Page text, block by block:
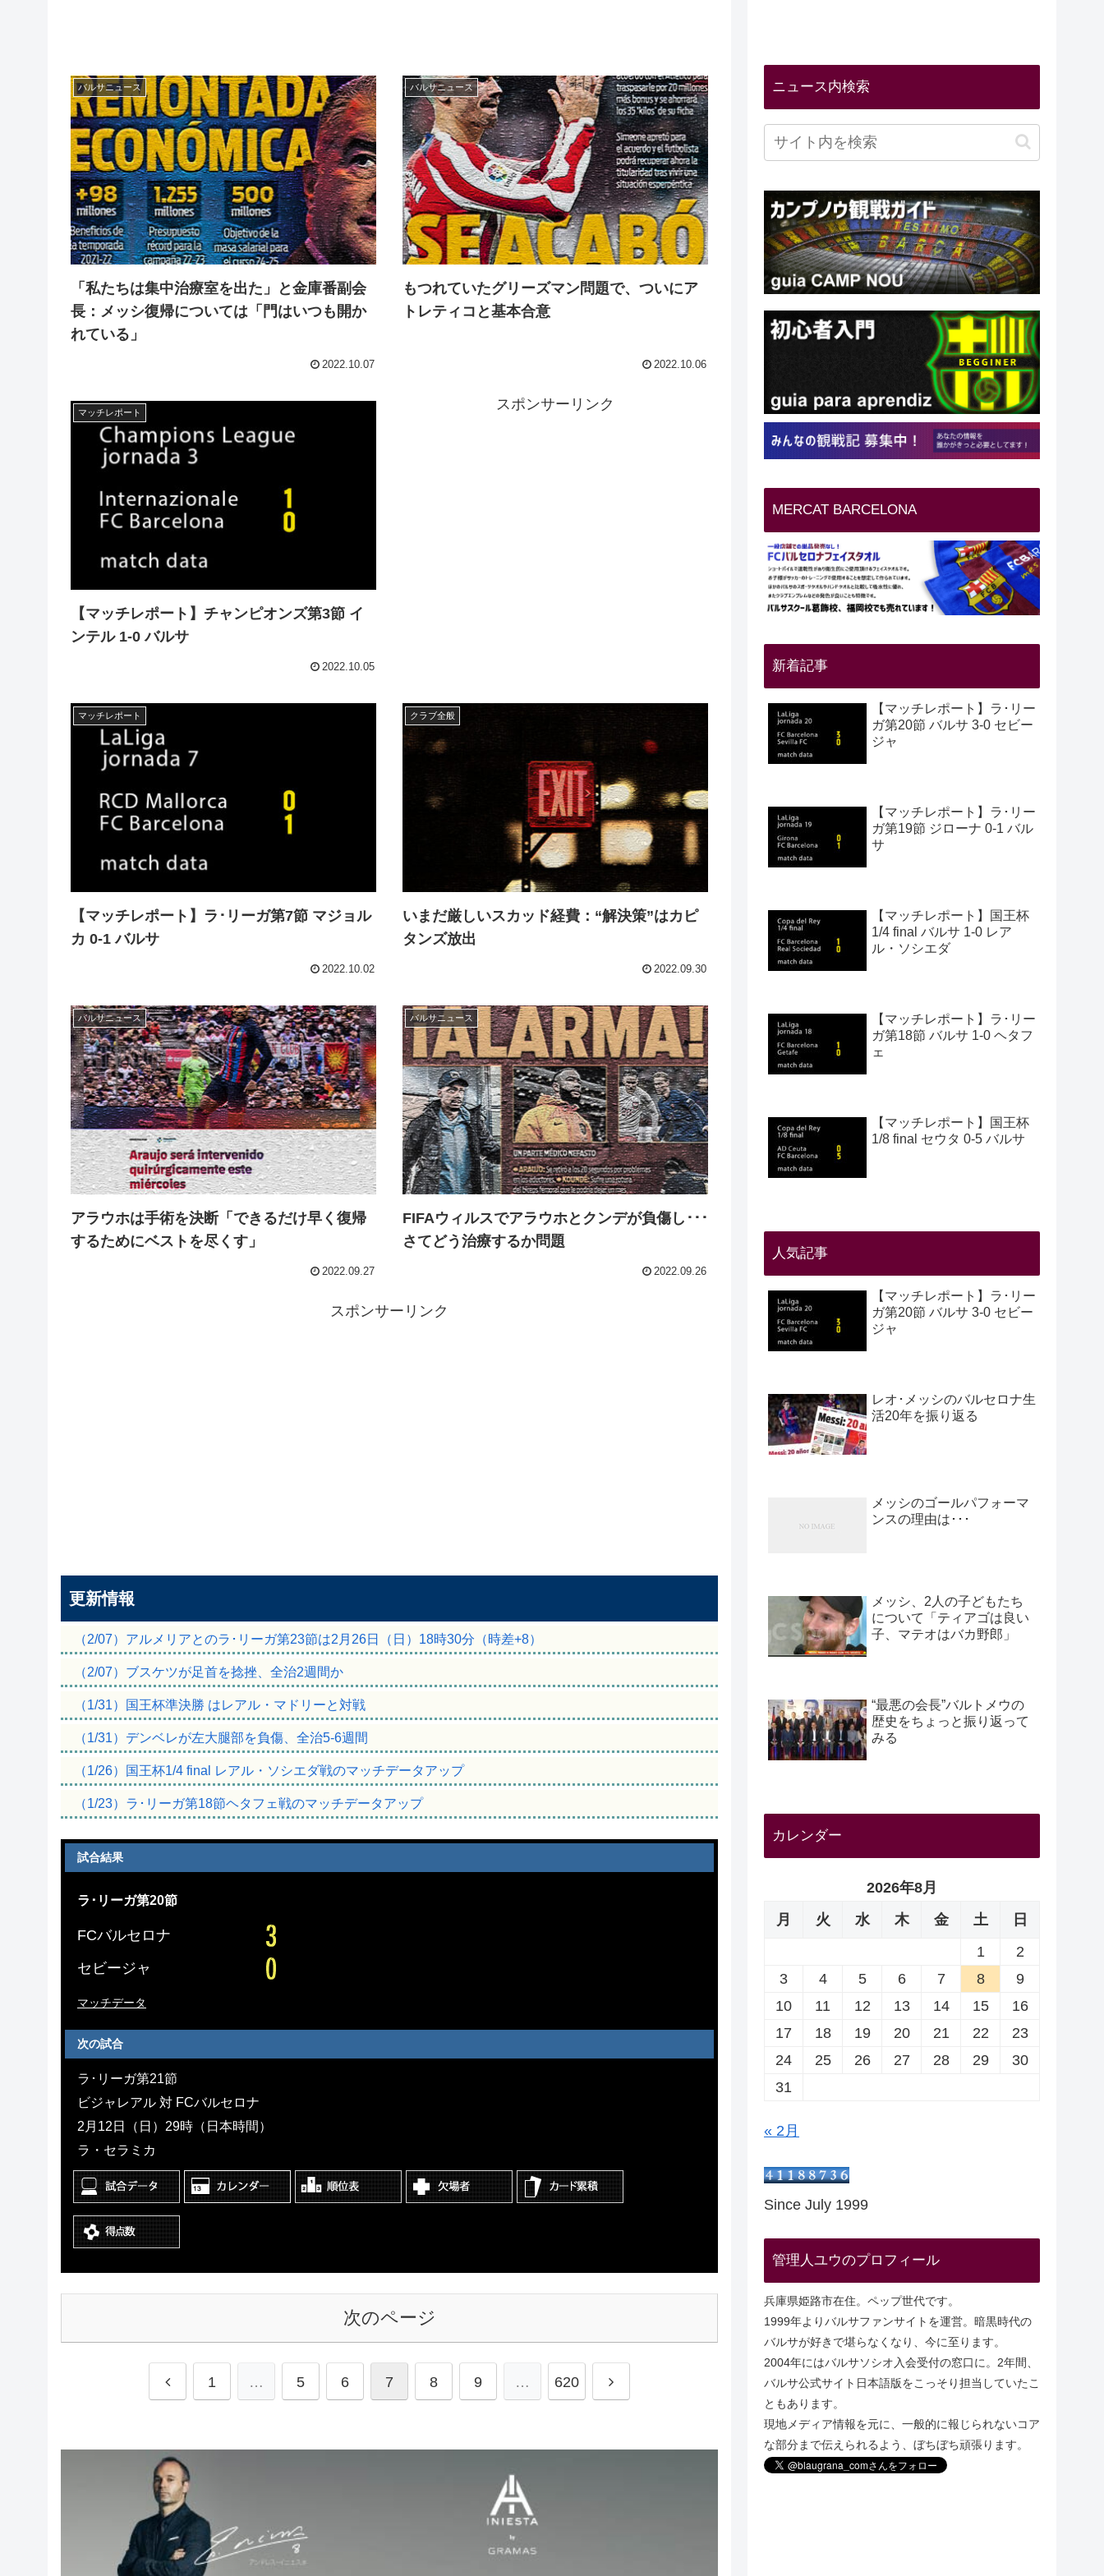
バルサニュース
「私たちは集中治療室を出た」と金庫番副会
長：メッシ復帰については「門はいつも開か
れている」
2022.10.07
バルサニュース
もつれていたグリーズマン問題で、ついにア
トレティコと基本合意
2022.10.06
マッチレポート
【マッチレポート】チャンピオンズ第3節 イ
ンテル 1-0 バルサ
2022.10.05
スポンサーリンク
マッチレポート
【マッチレポート】ラ･リーガ第7節 マジョル
カ 0-1 バルサ
2022.10.02
クラブ全般
いまだ厳しいスカッド経費：“解決策”はカピ
タンズ放出
2022.09.30
バルサニュース
アラウホは手術を決断「できるだけ早く復帰
するためにベストを尽くす」
2022.09.27
バルサニュース
FIFAウィルスでアラウホとクンデが負傷し･･･
さてどう治療するか問題
2022.09.26
スポンサーリンク
更新情報
（2/07）アルメリアとのラ･リーガ第23節は2月26日（日）18時30分（時差+8）
（2/07）ブスケツが足首を捻挫、全治2週間か
（1/31）国王杯準決勝 はレアル・マドリーと対戦
（1/31）デンベレが左大腿部を負傷、全治5-6週間
（1/26）国王杯1/4 final レアル・ソシエダ戦のマッチデータアップ
（1/23）ラ･リーガ第18節ヘタフェ戦のマッチデータアップ
試合結果
ラ･リーガ第20節
FCバルセロナ
セビージャ
マッチデータ
次の試合
ラ･リーガ第21節
ビジャレアル 対 FCバルセロナ
2月12日（日）29時（日本時間）
ラ・セラミカ
次のページ
1 … 5 6 7 8 9 … 620
ニュース内検索
MERCAT BARCELONA
新着記事
【マッチレポート】ラ･リー
ガ第20節 バルサ 3-0 セビー
ジャ
【マッチレポート】ラ･リー
ガ第19節 ジローナ 0-1 バル
サ
【マッチレポート】国王杯
1/4 final バルサ 1-0 レア
ル・ソシエダ
【マッチレポート】ラ･リー
ガ第18節 バルサ 1-0 ヘタフ
ェ
【マッチレポート】国王杯
1/8 final セウタ 0-5 バルサ
人気記事
【マッチレポート】ラ･リー
ガ第20節 バルサ 3-0 セビー
ジャ
レオ･メッシのバルセロナ生
活20年を振り返る
メッシのゴールパフォーマ
ンスの理由は･･･
メッシ、2人の子どもたち
について「ティアゴは良い
子、マテオはバカ野郎」
“最悪の会長”バルトメウの
歴史をちょっと振り返って
みる
カレンダー
2026年8月
月
火 水 木 金 土
日
1
2
3
4 5 6 7 8
9
10
11 12 13 14 15
16
17
18 19 20 21 22
23
24
25 26 27 28 29
30
31
« 2月
Since July 1999
管理人ユウのプロフィール
兵庫県姫路市在住。ペップ世代です。
1999年よりバルサファンサイトを運営。暗黒時代の
バルサが好きで堪らなくなり、今に至ります。
2004年にはバルサソシオ入会受付の窓口に。2年間、
バルサ公式サイト日本語版をこっそり担当していたこ
ともあります。
現地メディア情報を元に、一般的に報じられないコア
な部分まで伝えられるよう、ぼちぼち頑張ります。